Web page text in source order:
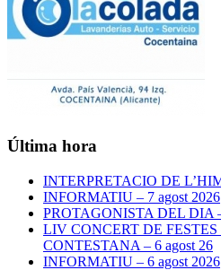
Última hora
INTERPRETACIO DE
INFORMATIU – 7 agost 2026
PROTAGONISTA DEL DIA
LIV CONCERT DE
CONTESTANA – 6 agost 26
INFORMATIU – 6 agost 2026